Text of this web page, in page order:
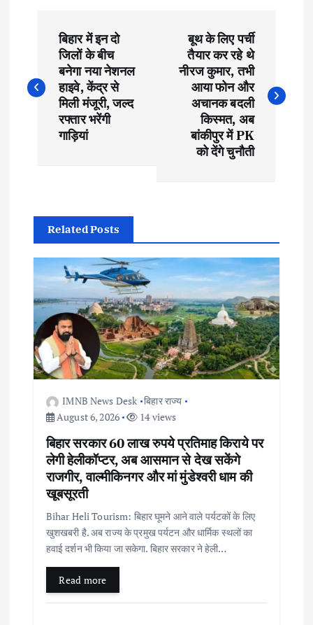
s
g
a
t
बिहार में इन दो
जिलों के बीच
बनेगा नया नेशनल
हाइवे, केंद्र से
मिली मंजूरी, जल्द
रफ्तार भरेंगी
गाड़ियां
बूथ के लिए पर्ची
तैयार कर रहे थे
नीरज कुमार, तभी
आया फोन और
अचानक बदली
किस्मत, अब
बांकीपुर में PK
को देंगे चुनौती
Related Posts
IMNB News Desk बिहार राज्य
August 6, 2026
14 views
बिहार सरकार 60 लाख रुपये प्रतिमाह किराये पर
लेगी हेलीकॉप्टर, अब आसमान से देख सकेंगे
राजगीर, वाल्मीकिनगर और मां मुंडेश्वरी धाम की
खूबसूरती
Bihar Heli Tourism: बिहार घूमने आने वाले पर्यटकों के लिए
खुशखबरी है. अब राज्य के प्रमुख पर्यटन और धार्मिक स्थलों का
हवाई दर्शन भी किया जा सकेगा. बिहार सरकार ने हेली…
Read more